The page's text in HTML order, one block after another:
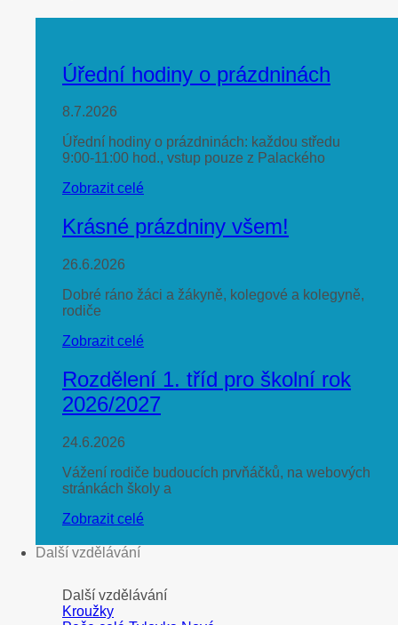
Úřední hodiny o prázdninách
8.7.2026
Úřední hodiny o prázdninách: každou středu
9:00-11:00 hod., vstup pouze z Palackého
Zobrazit celé
Krásné prázdniny všem!
26.6.2026
Dobré ráno žáci a žákyně, kolegové a kolegyně,
rodiče
Zobrazit celé
Rozdělení 1. tříd pro školní rok
2026/2027
24.6.2026
Vážení rodiče budoucích prvňáčků, na webových
stránkách školy a
Zobrazit celé
Další vzdělávání
Další vzdělávání
Kroužky